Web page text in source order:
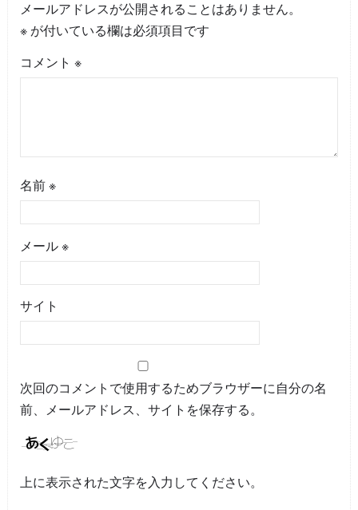
メールアドレスが公開されることはありません。
※が付いている欄は必須項目です
コメント ※
名前 ※
メール ※
サイト
次回のコメントで使用するためブラウザーに自分の名
前、メールアドレス、サイトを保存する。
上に表示された文字を入力してください。